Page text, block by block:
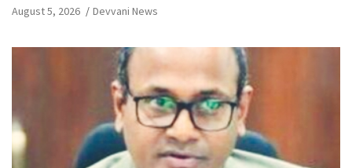
August 5, 2026 Devvani News